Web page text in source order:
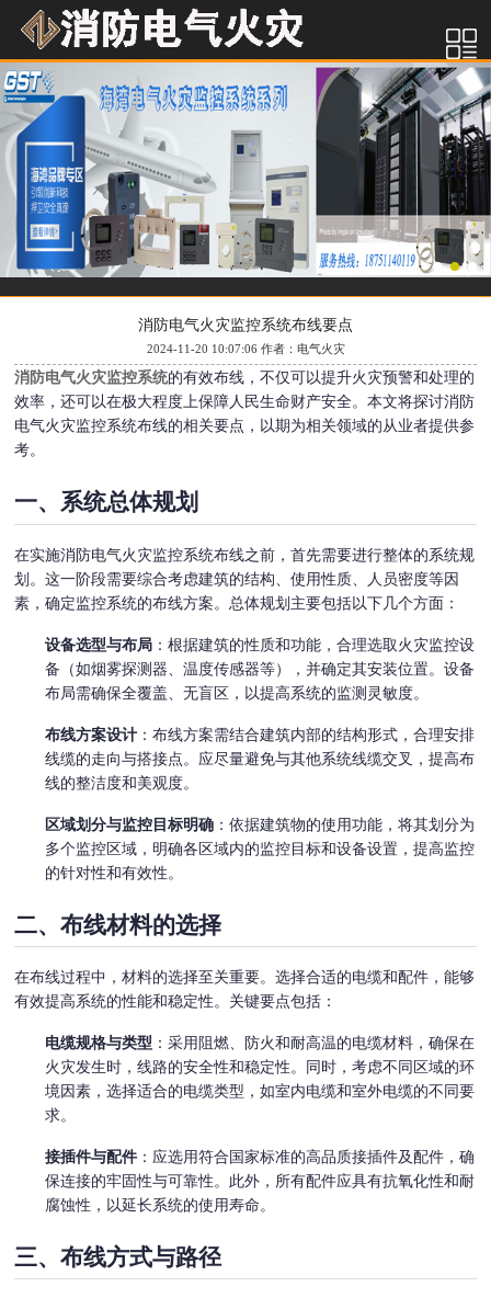
消防电气火灾监控系统布线要点
2024-11-20 10:07:06 作者：电气火灾
消防电气火灾监控系统的有效布线，不仅可以提升火灾预警和处理的
效率，还可以在极大程度上保障人民生命财产安全。本文将探讨消防
电气火灾监控系统布线的相关要点，以期为相关领域的从业者提供参
考。
一、系统总体规划
在实施消防电气火灾监控系统布线之前，首先需要进行整体的系统规
划。这一阶段需要综合考虑建筑的结构、使用性质、人员密度等因
素，确定监控系统的布线方案。总体规划主要包括以下几个方面：
设备选型与布局 ：根据建筑的性质和功能，合理选取火灾监控设
备（如烟雾探测器、温度传感器等），并确定其安装位置。设备
布局需确保全覆盖、无盲区，以提高系统的监测灵敏度。
布线方案设计 ：布线方案需结合建筑内部的结构形式，合理安排
线缆的走向与搭接点。应尽量避免与其他系统线缆交叉，提高布
线的整洁度和美观度。
区域划分与监控目标明确 ：依据建筑物的使用功能，将其划分为
多个监控区域，明确各区域内的监控目标和设备设置，提高监控
的针对性和有效性。
二、布线材料的选择
在布线过程中，材料的选择至关重要。选择合适的电缆和配件，能够
有效提高系统的性能和稳定性。关键要点包括：
电缆规格与类型 ：采用阻燃、防火和耐高温的电缆材料，确保在
火灾发生时，线路的安全性和稳定性。同时，考虑不同区域的环
境因素，选择适合的电缆类型，如室内电缆和室外电缆的不同要
求。
接插件与配件 ：应选用符合国家标准的高品质接插件及配件，确
保连接的牢固性与可靠性。此外，所有配件应具有抗氧化性和耐
腐蚀性，以延长系统的使用寿命。
三、布线方式与路径